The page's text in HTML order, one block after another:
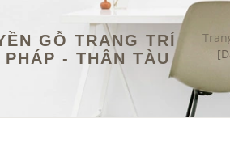
GỖ TRANG TRÍ
- THÂN TÀU